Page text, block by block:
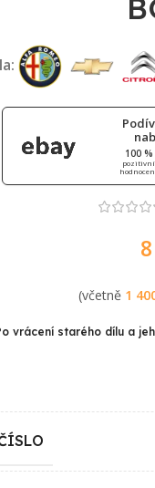
100 %
pozitivní
(včetně 1
vrácení starého dílu a